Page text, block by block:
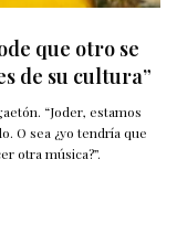
que otro se
de su cultura”
“Joder, estamos
O sea ¿yo tendría que
otra música?”.